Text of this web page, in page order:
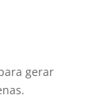
gerar